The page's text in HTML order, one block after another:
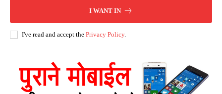
I WANT IN
I've read and accept the Privacy Policy.